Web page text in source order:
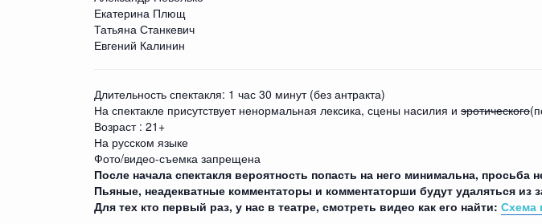
Екатерина Плющ
Татьяна Станкевич
Евгений Калинин
Длительность спектакля: 1 час 30 минут (без антракта)
На спектакле присутствует ненормальная лексика, сцены насилия и эротического
Возраст : 21+
На русском языке
Фото/видео-съемка запрещена
После начала спектакля вероятность попасть на него минимальна, просьба
Пьяные, неадекватные комментаторы и комментаторши будут удаляться из
Для тех кто первый раз, у нас в театре, смотреть видео как его найти: Схема